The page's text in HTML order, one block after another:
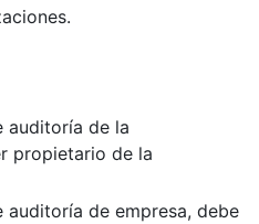
auditoría de la
propietario de la
auditoría de empresa, debe